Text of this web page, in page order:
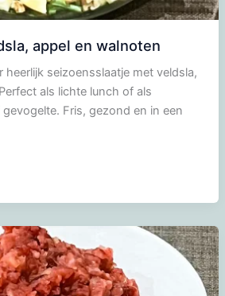
appel en walnoten
heerlijk seizoensslaatje met veldsla,
als lichte lunch of als
Fris, gezond en in een